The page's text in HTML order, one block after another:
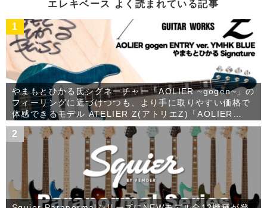
エレキベース よく読まれている記事
1
やまもとひかる氏シグネーチャー「AOLIER ~gogen~」の
フィーリングに近づけつつも、より手に取りやすい価格で
体感できるモデル ATELIER Z(アトリエZ)「AOLIER
gogen ENTRY ver. YMHK BLUE」が発売！
2